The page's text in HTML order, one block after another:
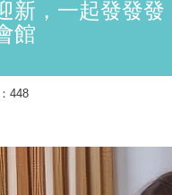
新，一起發發
館
：448